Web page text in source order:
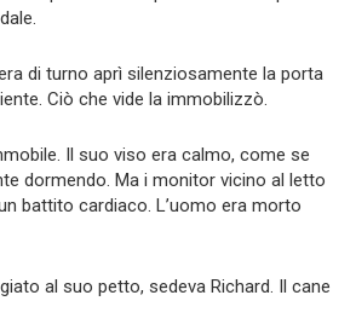
di turno aprì silenziosamente la porta
Ciò che vide la immobilizzò.
Il suo viso era calmo, come se
dormendo. Ma i monitor vicino al letto
battito cardiaco. L’uomo era morto
al suo petto, sedeva Richard. Il cane